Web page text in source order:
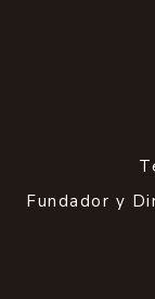
Fundador y